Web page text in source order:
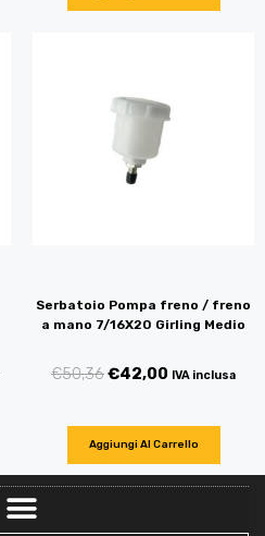
Serbatoio Pompa freno / freno
a mano 7/16X20 Girling Medio
€50,36€42,00 IVA inclusa
Aggiungi Al Carrello